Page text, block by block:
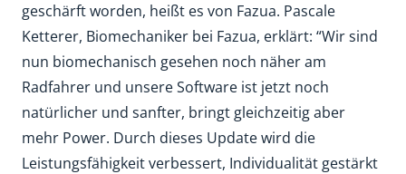
geschärft worden, heißt es von Fazua. Pascale
Ketterer, Biomechaniker bei Fazua, erklärt: “Wir sind
nun biomechanisch gesehen noch näher am
Radfahrer und unsere Software ist jetzt noch
natürlicher und sanfter, bringt gleichzeitig aber
mehr Power. Durch dieses Update wird die
Leistungsfähigkeit verbessert, Individualität gestärkt